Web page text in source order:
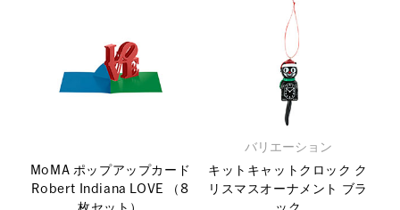
MoMA ポップアップカード
Robert Indiana LOVE （8
バリエーション
キットキャットクロック ク
リスマスオーナメント ブラ